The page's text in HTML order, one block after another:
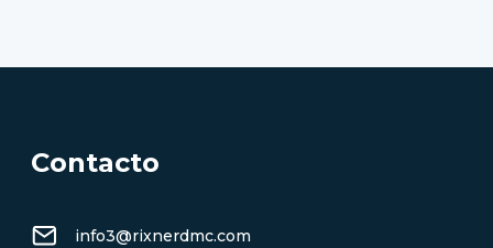
Contacto
info3@rixnerdmc.com